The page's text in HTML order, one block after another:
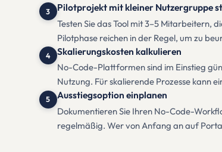
3 Pilotprojekt mit kleiner Nutzergruppe
Testen Sie das Tool mit 3–5 Mitarbeitern,
Pilotphase reichen in der Regel, um zu
4 Skalierungskosten kalkulieren
No-Code-Plattformen sind im Einstieg
Nutzung. Für skalierende Prozesse kann
5 Ausstiegsoption einplanen
Dokumentieren Sie Ihren No-Code-
regelmäßig. Wer von Anfang an auf